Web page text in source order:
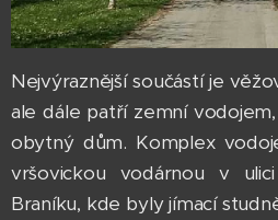
Nejvýraznější součástí je
ale dále patří zemní
obytný dům. Komplex
vršovickou vodárnou v
Braníku, kde byly jímací